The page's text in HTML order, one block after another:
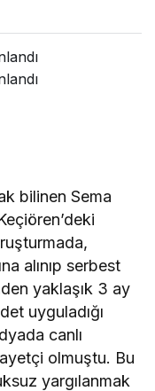
bilinen Sema
alınıp serbest
yaklaşık 3 ay
uyguladığı
canlı
olmuştu. Bu
yargılanmak